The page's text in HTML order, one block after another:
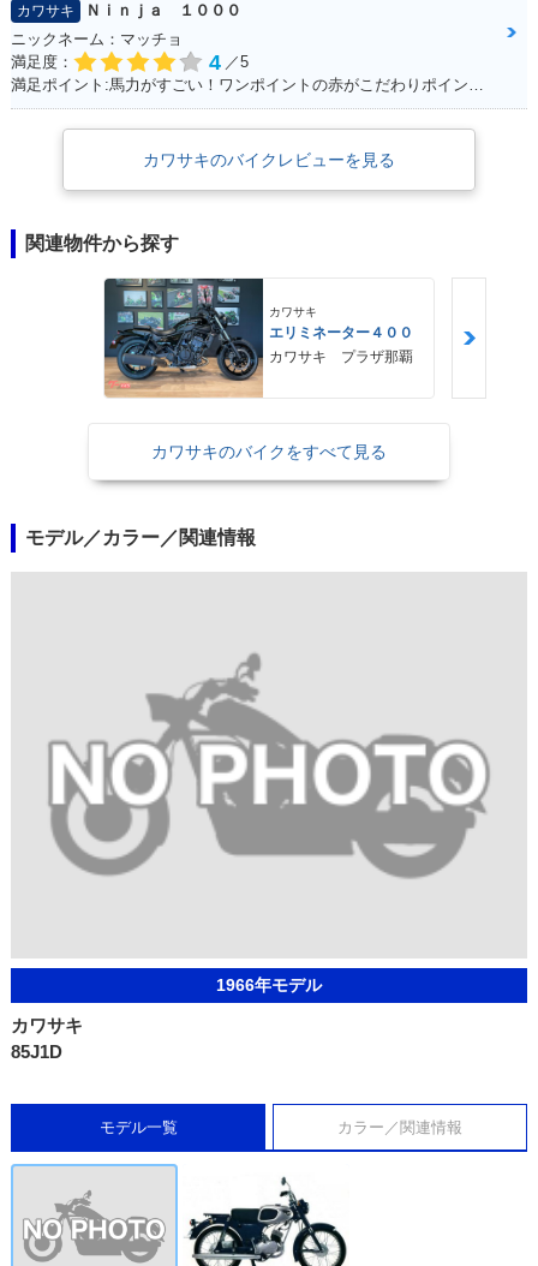
カワサキ
Ｎｉｎｊａ １０００
ニックネーム：マッチョ
満足度：
4 ／5
満足ポイント:馬力がすごい！ワンポイントの赤がこだわりポイントです。
カワサキのバイクレビューを見る
関連物件から探す
カワサキ
エリミネーター４００
カワサキ プラザ那覇
カワサキのバイクをすべて見る
モデル／カラー／関連情報
1966年モデル
カワサキ
85J1D
モデル一覧 カラー／関連情報